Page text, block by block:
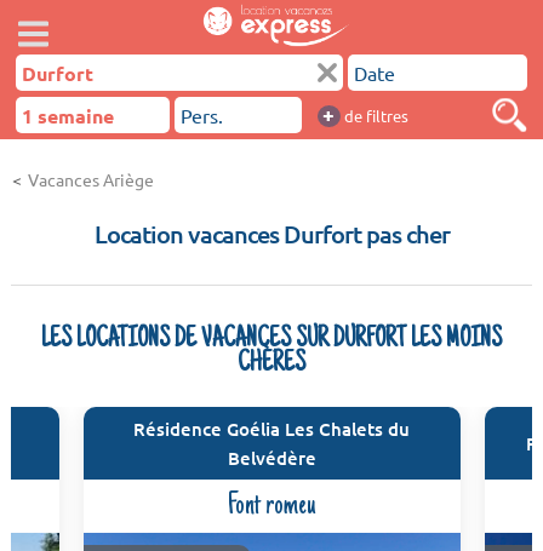
+ de filtres
Vacances Ariège
Location vacances Durfort pas cher
LES LOCATIONS DE VACANCES SUR DURFORT LES MOINS
CHÈRES
Résidence Goélia Les Chalets du
Belvédère
Font romeu